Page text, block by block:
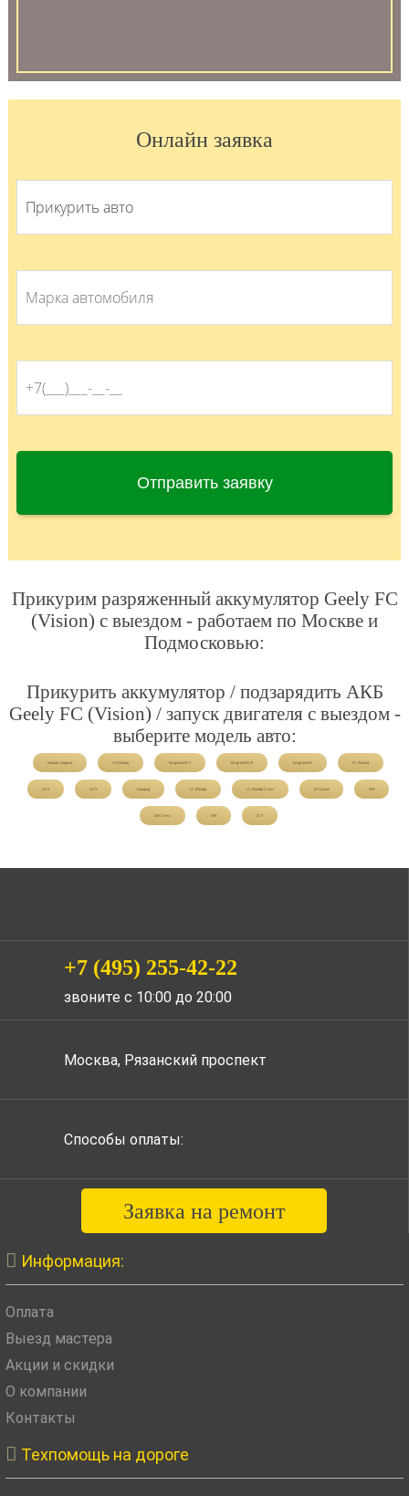
Онлайн заявка
Отправить заявку
Прикурим разряженный аккумулятор Geely FC
(Vision) с выездом - работаем по Москве и
Подмосковью:
Прикурить аккумулятор / подзарядить АКБ
Geely FC (Vision) / запуск двигателя с выездом -
выберите модель авто:
Beauty Leopard CK (Otaka) Emgrand EC7 Emgrand EC8 Emgrand X7 FC (Vision)
GC6 GC9 Haoqing LC (Panda) LC (Panda) Cross M Grand MK
MK Cross MR SC7
+7 (495) 255-42-22
звоните с 10:00 до 20:00
Москва, Рязанский проспект
Способы оплаты:
Заявка на ремонт
 Информация:
Оплата
Выезд мастера
Акции и скидки
О компании
Контакты
 Техпомощь на дороге